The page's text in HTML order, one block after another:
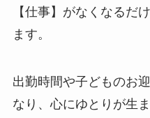
【仕事】がなくなるだ
ます。
出勤時間や子どものお
なり、心にゆとりが生